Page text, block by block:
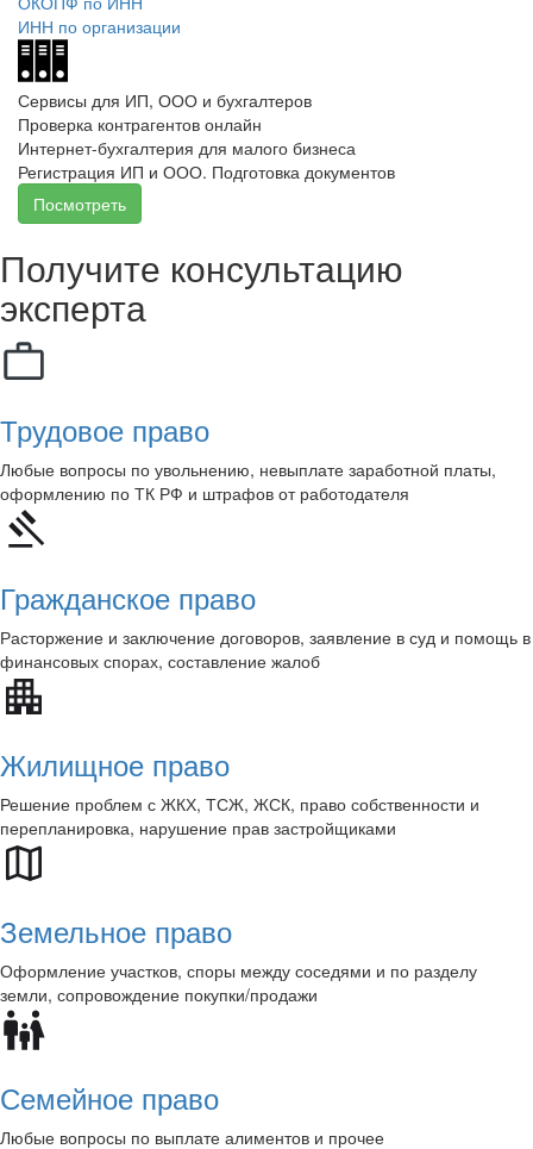
ИНН по организации
Сервисы для ИП, ООО и бухгалтеров
Проверка контрагентов онлайн
Интернет-бухгалтерия для малого бизнеса
Регистрация ИП и ООО. Подготовка документов
Посмотреть
Получите консультацию
эксперта
Трудовое право
Любые вопросы по увольнению, невыплате заработной платы,
оформлению по ТК РФ и штрафов от работодателя
Гражданское право
Расторжение и заключение договоров, заявление в суд и помощь в
финансовых спорах, составление жалоб
Жилищное право
Решение проблем с ЖКХ, ТСЖ, ЖСК, право собственности и
перепланировка, нарушение прав застройщиками
Земельное право
Оформление участков, споры между соседями и по разделу
земли, сопровождение покупки/продажи
Семейное право
Любые вопросы по выплате алиментов и прочее